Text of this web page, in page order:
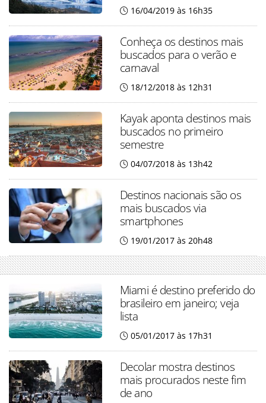
16/04/2019 às 16h35
Conheça os destinos mais
buscados para o verão e
carnaval
18/12/2018 às 12h31
Kayak aponta destinos mais
buscados no primeiro
semestre
04/07/2018 às 13h42
Destinos nacionais são os
mais buscados via
smartphones
19/01/2017 às 20h48
Miami é destino preferido do
brasileiro em janeiro; veja
lista
05/01/2017 às 17h31
Decolar mostra destinos
mais procurados neste fim
de ano